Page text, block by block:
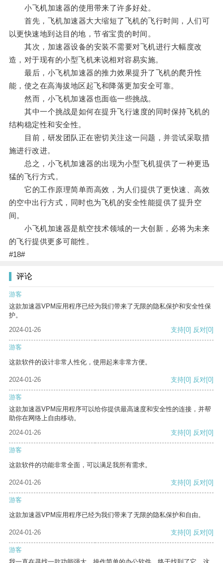
小飞机加速器的使用带来了许多好处。
首先，飞机加速器大大缩短了飞机的飞行时间，人们可
以更快速地到达目的地，节省宝贵的时间。
其次，加速器设备的安装不需要对飞机进行大幅度改
造，对于现有的小型飞机来说相对容易实施。
最后，小飞机加速器的推力效果提升了飞机的爬升性
能，使之在高海拔地区起飞和降落更加安全可靠。
然而，小飞机加速器也面临一些挑战。
其中一个挑战是如何在提升飞行速度的同时保持飞机的
结构稳定性和安全性。
目前，研发团队正在密切关注这一问题，并尝试采取措
施进行改进。
总之，小飞机加速器的出现为小型飞机提供了一种更迅
猛的飞行方式。
它的工作原理简单而高效，为人们提供了更快速、高效
的空中出行方式，同时也为飞机的安全性能提供了提升空
间。
小飞机加速器是航空技术领域的一大创新，必将为未来
的飞行提供更多可能性。
#18#
评论
游客
这款加速器VPM应用程序已经为我们带来了无限的隐私保护和安全性保
护。
2024-01-26
支持[0] 反对[0]
游客
这款软件的设计非常人性化，使用起来非常方便。
2024-01-26 支持[0] 反对[0]
游客
这款加速器VPM应用程序可以给你提供最高速度和安全性的连接，并帮
助你在网络上自由移动。
2024-01-26
支持[0] 反对[0]
游客
这款软件的功能非常全面，可以满足我所有需求。
2024-01-26 支持[0] 反对[0]
游客
这款加速器VPM应用程序已经为我们带来了无限的隐私保护和自由。
2024-01-26 支持[0] 反对[0]
游客